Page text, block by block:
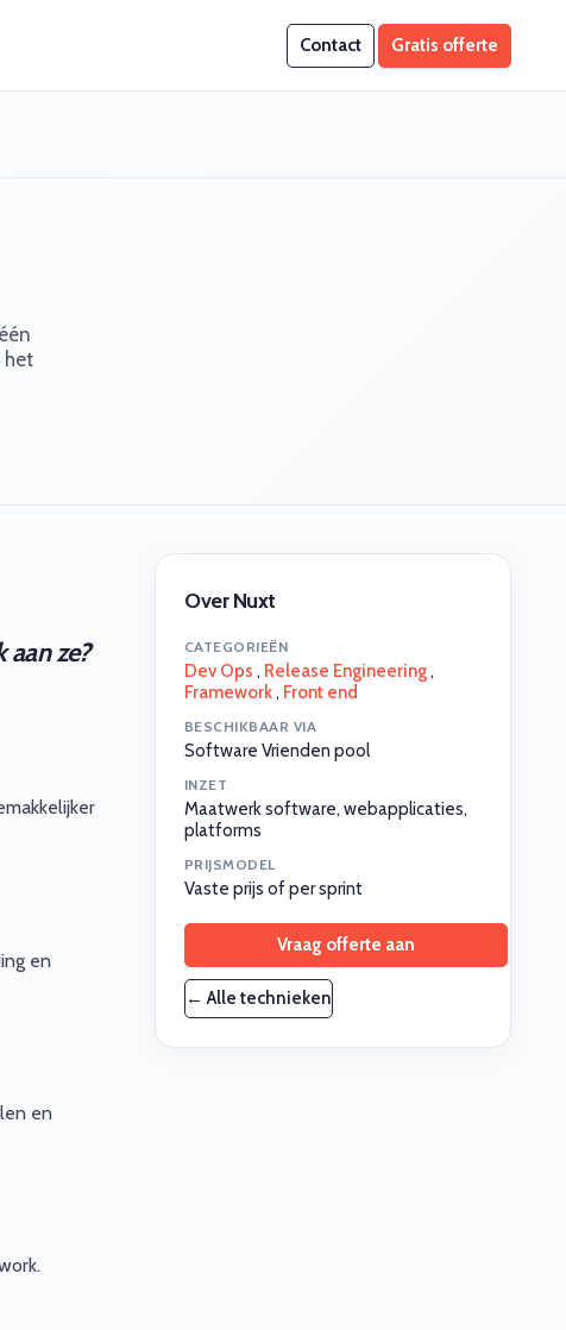
Contact Gratis offerte
het
ze?
en
en
Over Nuxt
CATEGORIEËN
Dev Ops , Release Engineering,
Framework, Front end
BESCHIKBAAR VIA
Software Vrienden pool
INZET
Maatwerk software, webapplicaties,
platforms
PRIJSMODEL
Vaste prijs of per sprint
Vraag offerte aan
← Alle technieken